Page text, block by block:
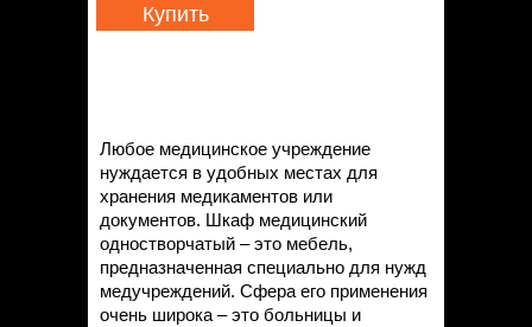
Купить
Любое медицинское учреждение
нуждается в удобных местах для
хранения медикаментов или
документов. Шкаф медицинский
одностворчатый – это мебель,
предназначенная специально для нужд
медучреждений. Сфера его применения
очень широка – это больницы и